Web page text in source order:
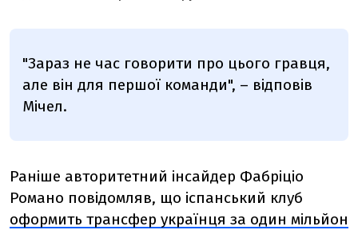
"Зараз не час говорити про цього гравця,
але він для першої команди", – відповів
Мічел.
Раніше авторитетний інсайдер Фабріціо
Романо повідомляв, що іспанський клуб
оформить трансфер українця за один мільйон